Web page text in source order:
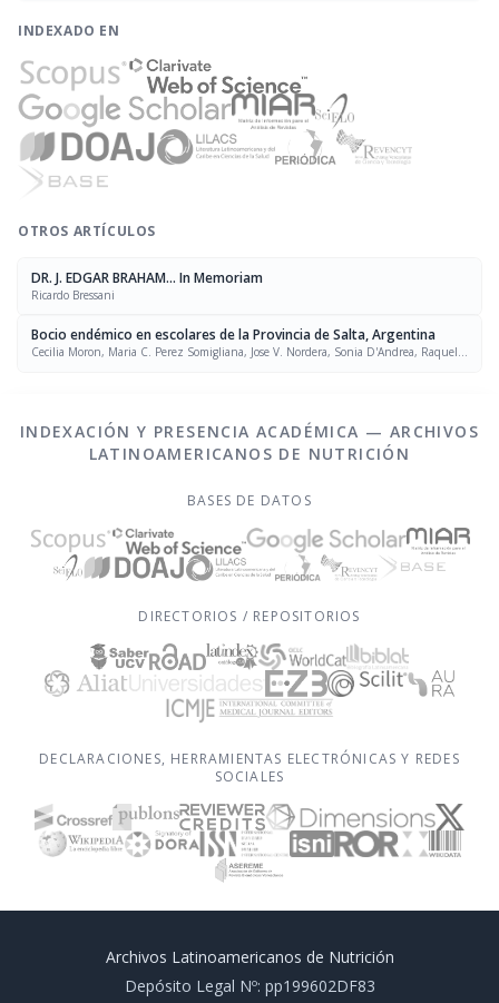
INDEXADO EN
OTROS ARTÍCULOS
DR. J. EDGAR BRAHAM... In Memoriam
Ricardo Bressani
Bocio endémico en escolares de la Provincia de Salta, Argentina
Cecilia Moron, Maria C. Perez Somigliana, Jose V. Nordera, Sonia D'Andrea, Raquel
INDEXACIÓN Y PRESENCIA ACADÉMICA — ARCHIVOS
LATINOAMERICANOS DE NUTRICIÓN
BASES DE DATOS
DIRECTORIOS / REPOSITORIOS
DECLARACIONES, HERRAMIENTAS ELECTRÓNICAS Y REDES
SOCIALES
Archivos Latinoamericanos de Nutrición
Depósito Legal Nº: pp199602DF83